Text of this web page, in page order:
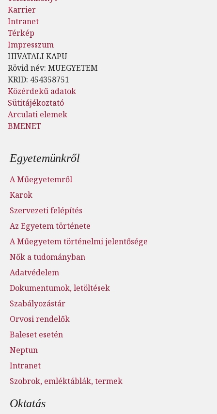
Karrier
Intranet
Térkép
Impresszum
HIVATALI KAPU
Rövid név: MUEGYETEM
KRID: 454358751
Közérdekű adatok
Sütitájékoztató
Arculati elemek
BMENET
Lábléc menü
Egyetemünkről
A Műegyetemről
Karok
Szervezeti felépítés
Az Egyetem története
A Műegyetem történelmi jelentősége
Nők a tudományban
Adatvédelem
Dokumentumok, letöltések
Szabályozástár
Orvosi rendelők
Baleset esetén
Neptun
Intranet
Szobrok, emléktáblák, termek
Oktatás